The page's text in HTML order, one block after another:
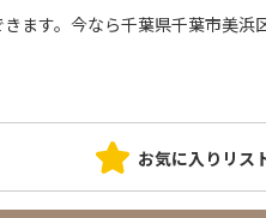
ます。今なら千葉県千葉市美浜
お気に入りリス